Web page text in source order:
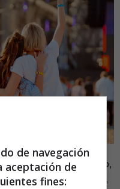
los colegas.Y para eso,
del recinto. Lo bueno,
de navegación
aceptación de
fines: